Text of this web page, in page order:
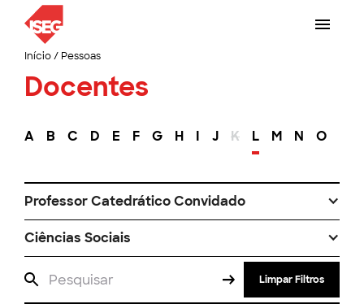
Início/ Pessoas
Docentes
A B C D E F G H I J K L M N O
Professor Catedrático Convidado
Ciências Sociais
Limpar Filtros